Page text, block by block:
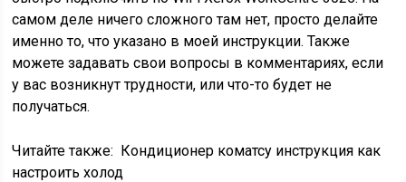
самом деле ничего сложного там нет, просто делайте
именно то, что указано в моей инструкции. Также
можете задавать свои вопросы в комментариях, если
у вас возникнут трудности, или что-то будет не
получаться.
Читайте также: Кондиционер коматсу инструкция как
настроить холод